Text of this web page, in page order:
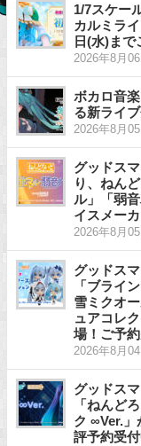
1/7スケー
カルミラ
日(水)まで
2026年8月
ボカロ音
る新ライブ
2026年8月
グッドス
り、ねん
ル」「弱
イスメー
2026年8月
グッドス
「ブライ
雪ミクオ
ュアコレ
場！ご予約
2026年8月
グッドス
「ねんど
ク ∞Ver.」
評予約受付